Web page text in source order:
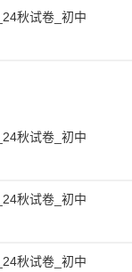
秋试卷_初中
秋试卷_初中
秋试卷_初中
秋试卷_初中